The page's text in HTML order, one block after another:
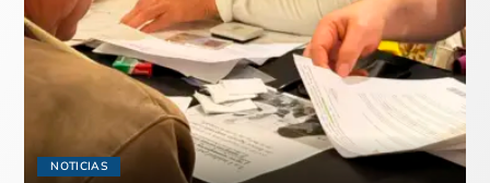
NOTICIAS